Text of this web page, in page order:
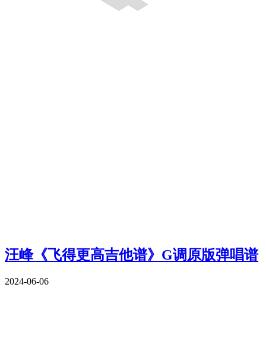
汪峰《飞得更高吉他谱》G调原版弹唱谱
2024-06-06